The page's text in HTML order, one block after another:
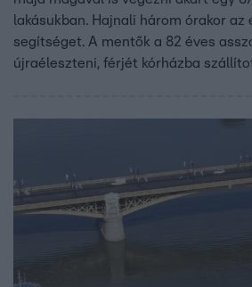
lakásukban. Hajnali három órakor az
segítséget. A mentők a 82 éves
újraéleszteni, férjét kórházba